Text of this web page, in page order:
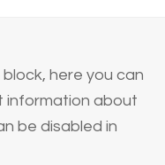
here you can
information about
be disabled in